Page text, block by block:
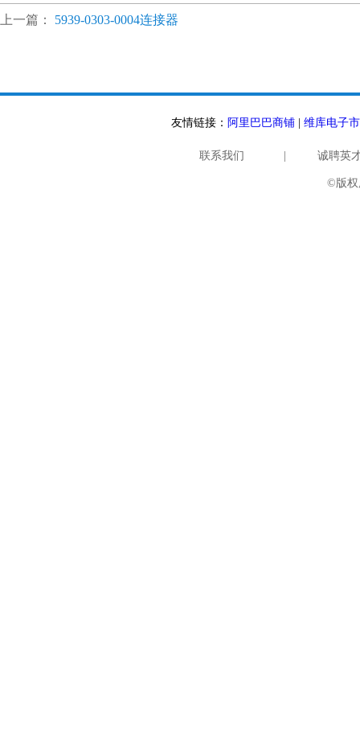
上一篇： 5939-0303-0004连接器
友情链接： 阿里巴巴商铺 维库电子
联系我们 诚聘英
©版权